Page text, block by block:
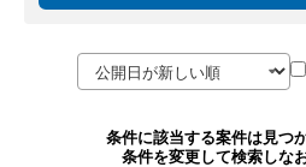
条件に該当する案件は見つ
条件を変更して検索しな